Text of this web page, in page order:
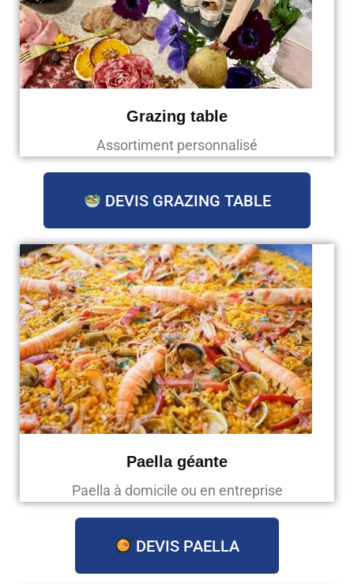
Grazing table
Assortiment personnalisé
DEVIS GRAZING TABLE
Paella géante
Paella à domicile ou en entreprise
DEVIS PAELLA